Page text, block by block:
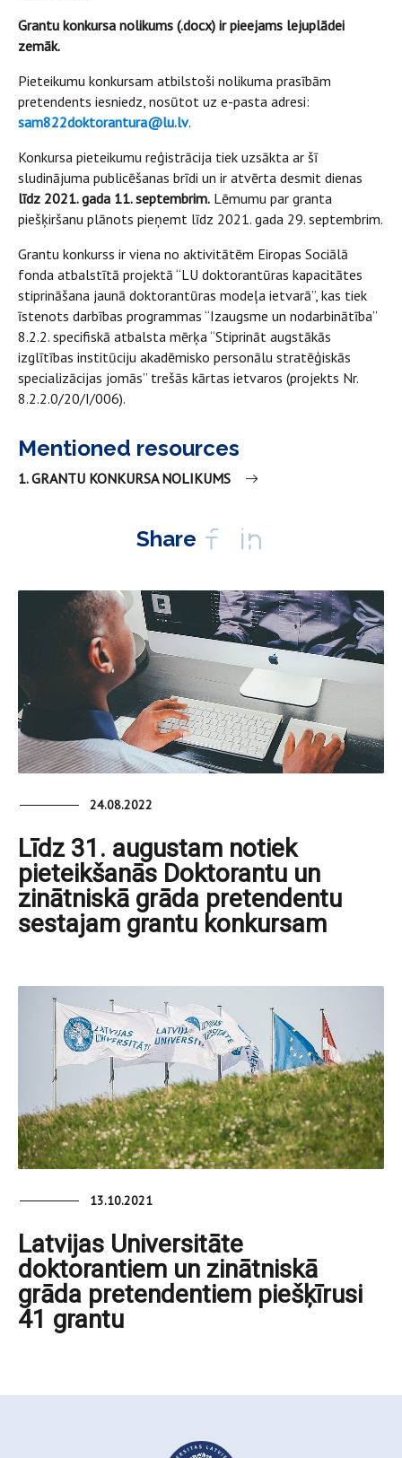
Grantu konkursa nolikums (.docx) ir pieejams lejuplādei
zemāk.
Pieteikumu konkursam atbilstoši nolikuma prasībām
pretendents iesniedz, nosūtot uz e-pasta adresi:
sam822doktorantura@lu.lv.
Konkursa pieteikumu reģistrācija tiek uzsākta ar šī
sludinājuma publicēšanas brīdi un ir atvērta desmit dienas
līdz 2021. gada 11. septembrim. Lēmumu par granta
piešķiršanu plānots pieņemt līdz 2021. gada 29. septembrim.
Grantu konkurss ir viena no aktivitātēm Eiropas Sociālā
fonda atbalstītā projektā “LU doktorantūras kapacitātes
stiprināšana jaunā doktorantūras modeļa ietvarā”, kas tiek
īstenots darbības programmas “Izaugsme un nodarbinātība”
8.2.2. specifiskā atbalsta mērķa “Stiprināt augstākās
izglītības institūciju akadēmisko personālu stratēģiskās
specializācijas jomās” trešās kārtas ietvaros (projekts Nr.
8.2.2.0/20/I/006).
Mentioned resources
1. GRANTU KONKURSA NOLIKUMS
Share
24.08.2022
Līdz 31. augustam notiek
pieteikšanās Doktorantu un
zinātniskā grāda pretendentu
sestajam grantu konkursam
13.10.2021
Latvijas Universitāte
doktorantiem un zinātniskā
grāda pretendentiem piešķīrusi
41 grantu